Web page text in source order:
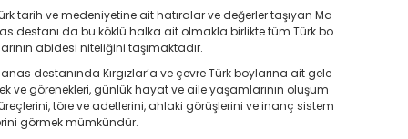
tarih ve medeniyetine ait hatıralar ve değerler taşıyan Ma
destanı da bu köklü halka ait olmakla birlikte tüm Türk bo
abidesi niteliğini taşımaktadır.
destanında Kırgızlar’a ve çevre Türk boylarına ait gele
ve görenekleri, günlük hayat ve aile yaşamlarının oluşum
töre ve adetlerini, ahlaki görüşlerini ve inanç sistem
görmek mümkündür.